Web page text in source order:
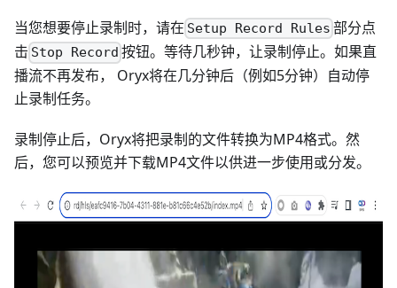
当您想要停止录制时，请在 Setup Record Rules 部分点
击 Stop Record 按钮。等待几秒钟，让录制停止。如果直
播流不再发布， Oryx将在几分钟后（例如5分钟）自动停
止录制任务。
录制停止后，Oryx将把录制的文件转换为MP4格式。然
后，您可以预览并下载MP4文件以供进一步使用或分发。